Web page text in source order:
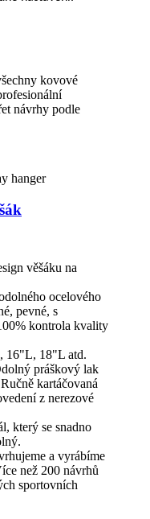
kovové
návrhy podle
věšáku na
ocelového
pevné, s
kontrola kvality
16"L, 18"L atd.
práškový lak
kartáčovaná
z nerezové
který se snadno
a vyrábíme
než 200 návrhů
sportovních